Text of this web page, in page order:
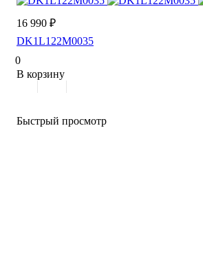
16 990 ₽
DK1L122M0035
0
В корзину
Быстрый просмотр